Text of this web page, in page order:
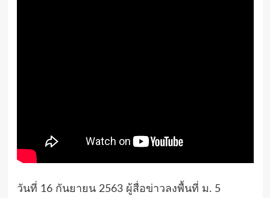
วันที่ 16 กันยายน 2563 ผู้สื่อข่าวลงพื้นที่ ม. 5